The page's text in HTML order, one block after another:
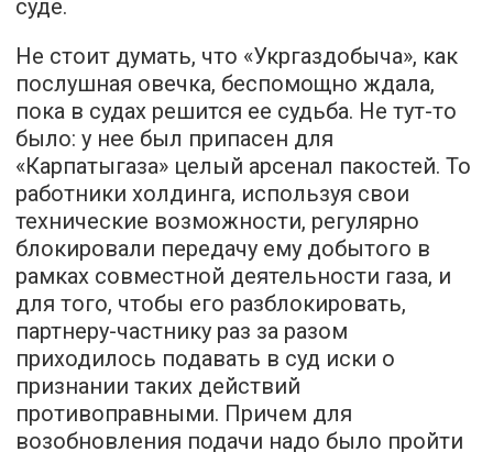
суде.
Не стоит думать, что «Укргаздобыча», как
послушная овечка, беспомощно ждала,
пока в судах решится ее судьба. Не тут-то
было: у нее был припасен для
«Карпатыгаза» целый арсенал пакостей. То
работники холдинга, используя свои
технические возможности, регулярно
блокировали передачу ему добытого в
рамках совместной деятельности газа, и
для того, чтобы его разблокировать,
партнеру-частнику раз за разом
приходилось подавать в суд иски о
признании таких действий
противоправными. Причем для
возобновления подачи надо было пройти